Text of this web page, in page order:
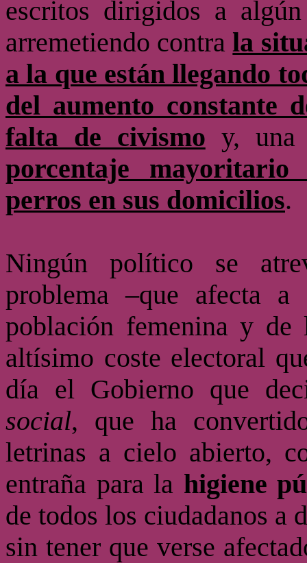
escritos dirigidos a
arremetiendo contrala
a la que están llegando
del aumento constante
falta de civismo y,
porcentaje
perros en sus domicilios.
Ningún político se
problema –que afecta
población femenina y de
altísimo coste electoral
día el Gobierno que
social, que ha
letrinas a cielo abierto,
entraña para la higiene
de todos los ciudadanos a
sin tener que verse